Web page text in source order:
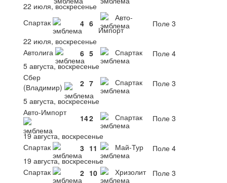
22 июля, воскресенье
Спартак
4 6
Авто-
Импорт
Поле 3
22 июля, воскресенье
Автолига
6 5 Спартак
Поле 4
5 августа, воскресенье
Сбер
(Владимир)
2 7 Спартак
Поле 3
5 августа, воскресенье
Авто-Импорт
142 Спартак
Поле 3
19 августа, воскресенье
Спартак
3 11 Май-Тур
Поле 4
19 августа, воскресенье
Спартак
2 10 Хризолит
Поле 3